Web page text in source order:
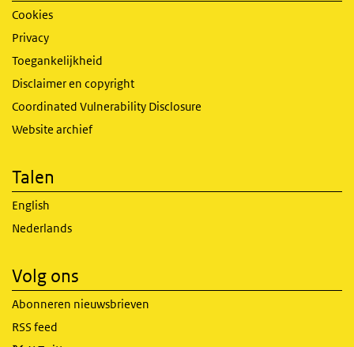
Cookies
Privacy
Toegankelijkheid
Disclaimer en copyright
Coordinated Vulnerability Disclosure
Website archief
Talen
English
Nederlands
Volg ons
Abonneren nieuwsbrieven
RSS feed